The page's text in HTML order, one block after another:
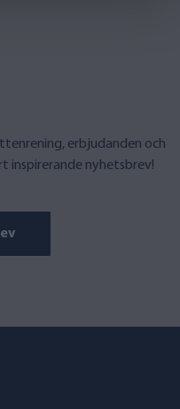
erbjudanden och
inspirerande nyhetsbrev!